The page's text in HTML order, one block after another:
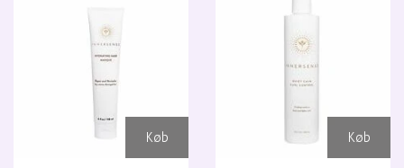
Køb Køb